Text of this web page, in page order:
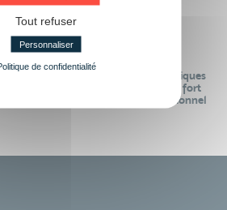
ou
Des contenus pédagogiques
« de pointe » et en lien fort
avec le monde professionnel
Tout refuser
Personnaliser
de confidentialité